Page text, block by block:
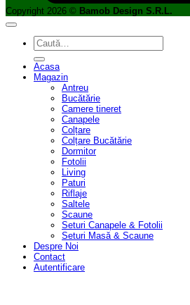
Copyright 2026 © Bamob Design S.R.L.
Caută
după:
Acasa
Magazin
Antreu
Bucătărie
Camere tineret
Canapele
Colțare
Colțare Bucătărie
Dormitor
Fotolii
Living
Paturi
Riflaje
Saltele
Scaune
Seturi Canapele & Fotolii
Seturi Masă & Scaune
Despre Noi
Contact
Autentificare